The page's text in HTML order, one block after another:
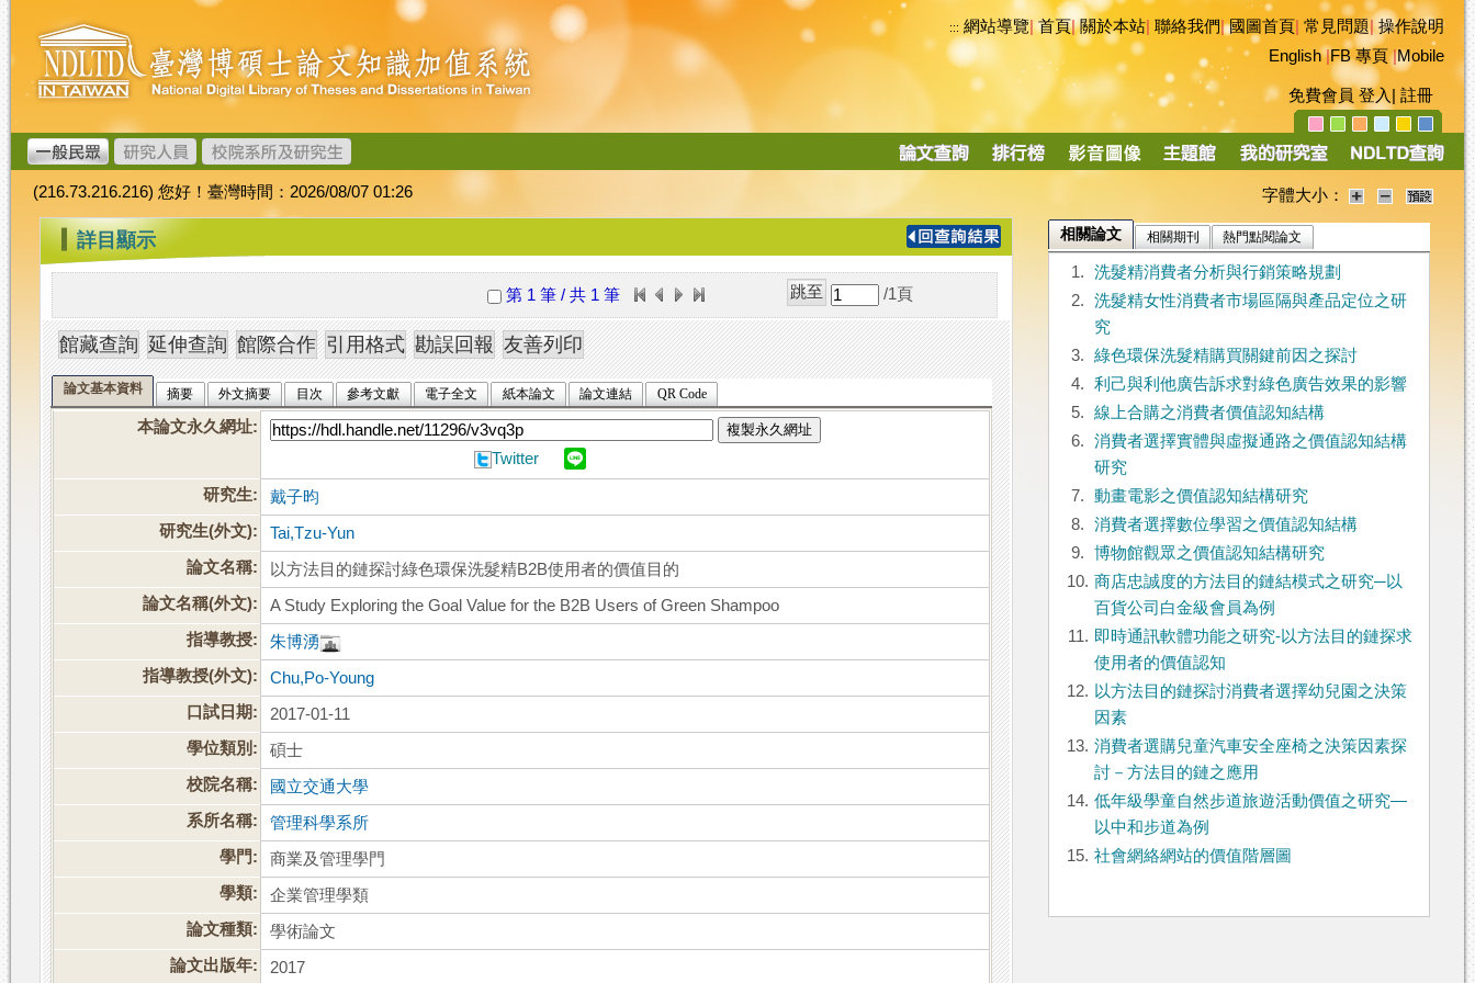
跳
到
主
要
內
容
臺
灣
博
碩
士
論
文
加
值
系
統
::: 網站導覽|首頁|關於本站 聯絡我們|國圖首頁 常見問題|操作說明
English|FB 專頁|Mobile
免費會員 登入 註冊
導
(216.73.216.216) 您好！臺灣時間：2026/08/07 01:26 字體大小：
::: 詳目顯示
第 1 筆 / 共 1 筆 /1 頁
論文基本資料 摘要 外文摘要 目次 參考文獻 電子全文 紙本論文 論文連結 QR Code
本論文永久網址: 複製永久網址
Twitter
研究生:
戴子昀
研究生(外文):
Tai,Tzu-Yun
論文名稱:
以方法目的鏈探討綠色環保洗髮精B2B使用者的價值目的
論文名稱(外文):
A Study Exploring the Goal Value for the B2B Users of Green Shampoo
指導教授:
朱博湧
指導教授(外文):
Chu,Po-Young
口試日期:
2017-01-11
學位類別:
碩士
校院名稱:
國立交通大學
系所名稱:
管理科學系所
學門:
商業及管理學門
學類:
企業管理學類
論文種類:
學術論文
論文出版年:
2017
相關論文 相關期刊 熱門點閱論文
1.
洗髮精消費者分析與行銷策略規劃
2.
洗髮精女性消費者市場區隔與產品定位之研
究
3.
綠色環保洗髮精購買關鍵前因之探討
4.
利己與利他廣告訴求對綠色廣告效果的影響
5.
線上合購之消費者價值認知結構
6.
消費者選擇實體與虛擬通路之價值認知結構
研究
7.
動畫電影之價值認知結構研究
8.
消費者選擇數位學習之價值認知結構
9.
博物館觀眾之價值認知結構研究
10. 商店忠誠度的方法目的鏈結模式之研究─以
百貨公司白金級會員為例
11. 即時通訊軟體功能之研究-以方法目的鏈探求
使用者的價值認知
12. 以方法目的鏈探討消費者選擇幼兒園之決策
因素
13. 消費者選購兒童汽車安全座椅之決策因素探
討－方法目的鏈之應用
14. 低年級學童自然步道旅遊活動價值之研究—
以中和步道為例
15. 社會網絡網站的價值階層圖